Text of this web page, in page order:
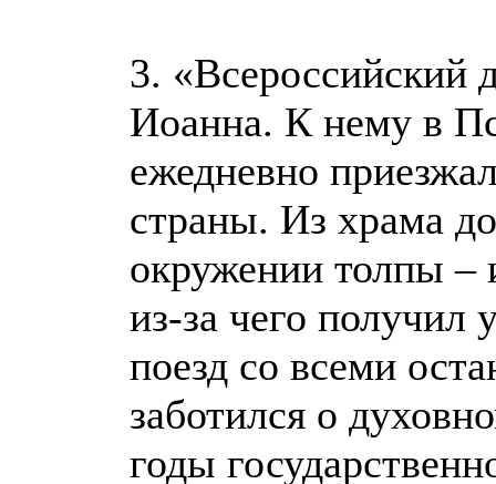
3. «Всероссийский
Иоанна. К нему в
ежедневно
страны. Из храма
окружении толпы –
из-за чего получил
поезд со всеми
заботился о
годы